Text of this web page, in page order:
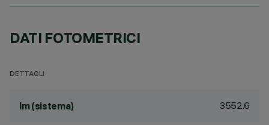
DATI FOTOMETRICI
DETTAGLI
lm (sistema) 3552.6